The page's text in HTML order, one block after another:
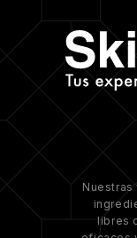
libres